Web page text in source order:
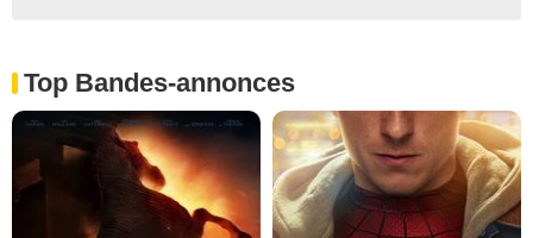
Top Bandes-annonces